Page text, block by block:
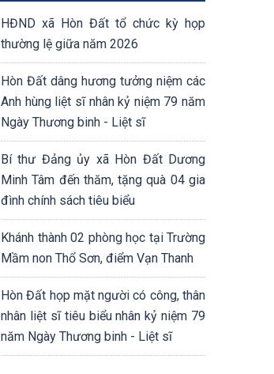
HĐND xã Hòn Đất tổ chức kỳ họp
thường lệ giữa năm 2026
Hòn Đất dâng hương tưởng niệm các
Anh hùng liệt sĩ nhân kỷ niệm 79 năm
Ngày Thương binh - Liệt sĩ
Bí thư Đảng ủy xã Hòn Đất Dương
Minh Tâm đến thăm, tặng quà 04 gia
đình chính sách tiêu biểu
Khánh thành 02 phòng học tại Trường
Mầm non Thổ Sơn, điểm Vạn Thanh
Hòn Đất họp mặt người có công, thân
nhân liệt sĩ tiêu biểu nhân kỷ niệm 79
năm Ngày Thương binh - Liệt sĩ